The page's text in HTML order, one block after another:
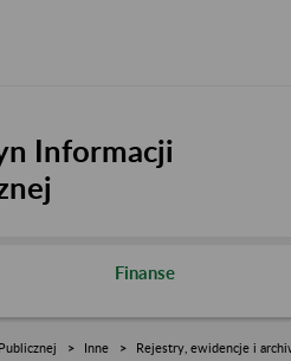
Informacji
Finanse
Inne Rejestry, ewidencje i